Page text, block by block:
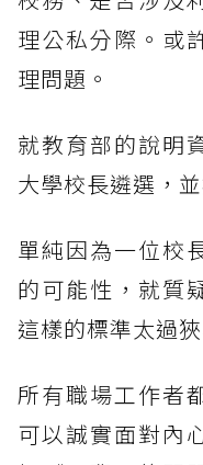
理公私分際。或
理問題。
就教育部的說明
大學校長遴選，
單純因為一位校
的可能性，就質
這樣的標準太過狹
所有職場工作者
可以誠實面對內